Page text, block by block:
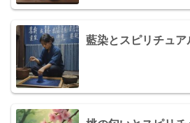
藍染とスピリチュ